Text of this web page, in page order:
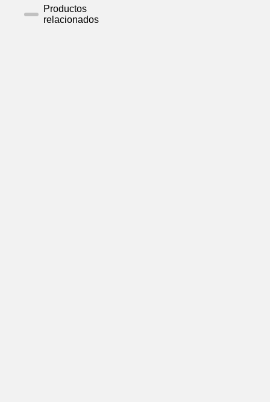
Productos
relacionados